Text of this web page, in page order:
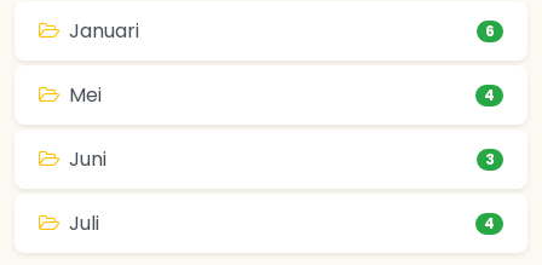
Januari 6
Mei 4
Juni 3
Juli 4